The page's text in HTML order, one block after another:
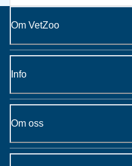
Om VetZoo
Info
Om oss